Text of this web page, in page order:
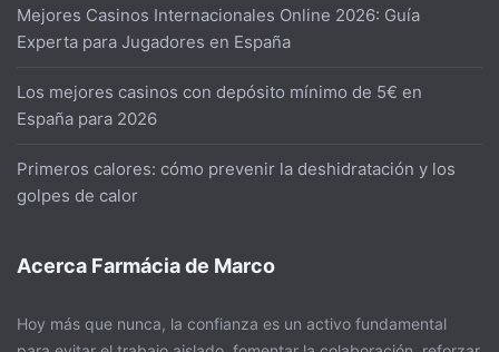
Mejores Casinos Internacionales Online 2026: Guía
Experta para Jugadores en España
Los mejores casinos con depósito mínimo de 5€ en
España para 2026
Primeros calores: cómo prevenir la deshidratación y los
golpes de calor
Acerca Farmácia de Marco
Hoy más que nunca, la confianza es un activo fundamental